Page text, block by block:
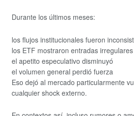
Durante los últimos meses:
los flujos institucionales fueron
los ETF mostraron entradas irregulares
el apetito especulativo disminuyó
el volumen general perdió fuerza
Eso dejó al mercado particularmente
cualquier shock externo.